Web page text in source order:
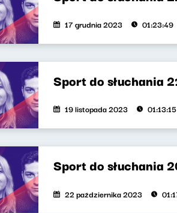
17 grudnia 2023 01:23:49
Sport do słuchania
19 listopada 2023 01:13:15
Sport do słuchania
22 października 2023